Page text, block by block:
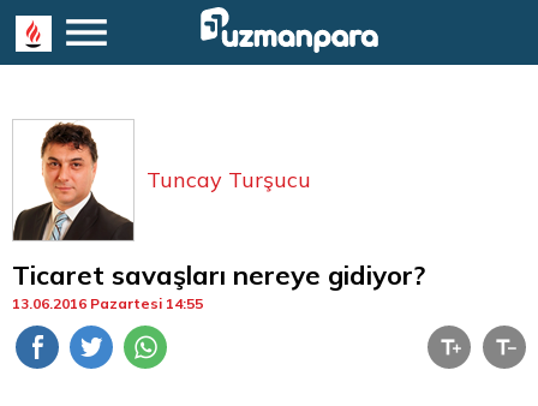
Tuncay Turşucu
Ticaret savaşları nereye gidiyor?
13.06.2016 Pazartesi 14:55